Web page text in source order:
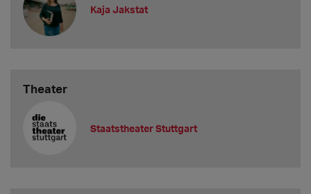
Kaja Jakstat
Theater
Staatstheater Stuttgart